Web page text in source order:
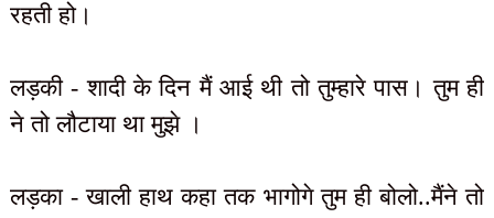
रहती हो।
लड़की - शादी के दिन मैं आई थी तो तुम्हारे पास। तुम ही
ने तो लौटाया था मुझे ।
लड़का - खाली हाथ कहा तक भागोगे तुम ही बोलो..मैंने तो